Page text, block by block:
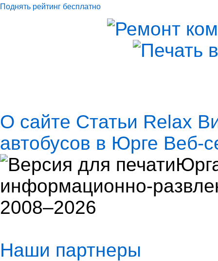
Поднять рейтинг бесплатно
О сайте Статьи Relax
автобусов в Юрге Веб-
информационно-
2008–2026
Наши партнеры